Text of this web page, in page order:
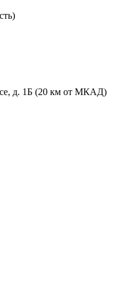
д. 1Б (20 км от МКАД)